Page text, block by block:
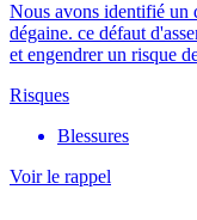
Nous avons identifié un
dégaine. ce défaut
et engendrer un risque
Risques
Blessures
Voir le rappel